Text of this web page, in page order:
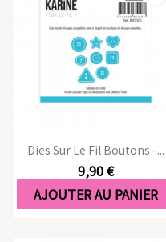
Dies Sur Le Fil Boutons -...
9,90 €
AJOUTER AU PANIER